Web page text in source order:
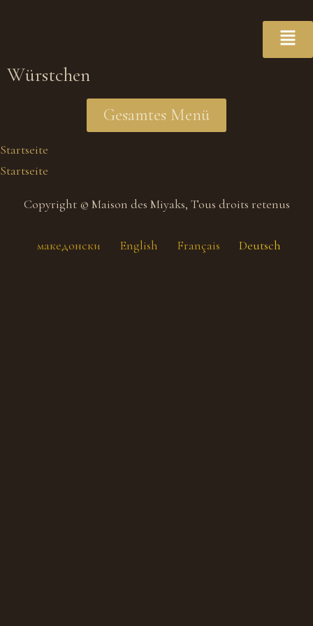
Würstchen
Gesamtes Menü
Startseite
Startseite
Copyright © Maison des Miyaks, Tous droits retenus
македонски English Français Deutsch